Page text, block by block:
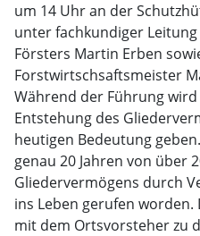
um 14 Uhr an der
unter fachkundiger
Försters Martin Erben
Forstwirtschsaftsmeister
Während der Führung
Entstehung des
heutigen Bedeutung
genau 20 Jahren von über
Gliedervermögens durch
ins Leben gerufen
mit dem Ortsvorsteher zu